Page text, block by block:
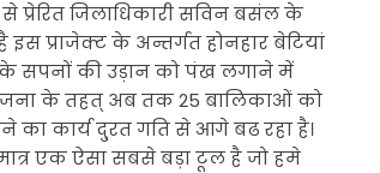
प्रेरित जिलाधिकारी सविन बसंल के
प्राजेक्ट के अन्तर्गत होनहार बेटियां
के सपनों की उड़ान को पंख लगाने में
के तहत् अब तक 25 बालिकाओं को
का कार्य दु्रत गति से आगे बढ रहा है।
एक ऐसा सबसे बड़ा टूल है जो हमे